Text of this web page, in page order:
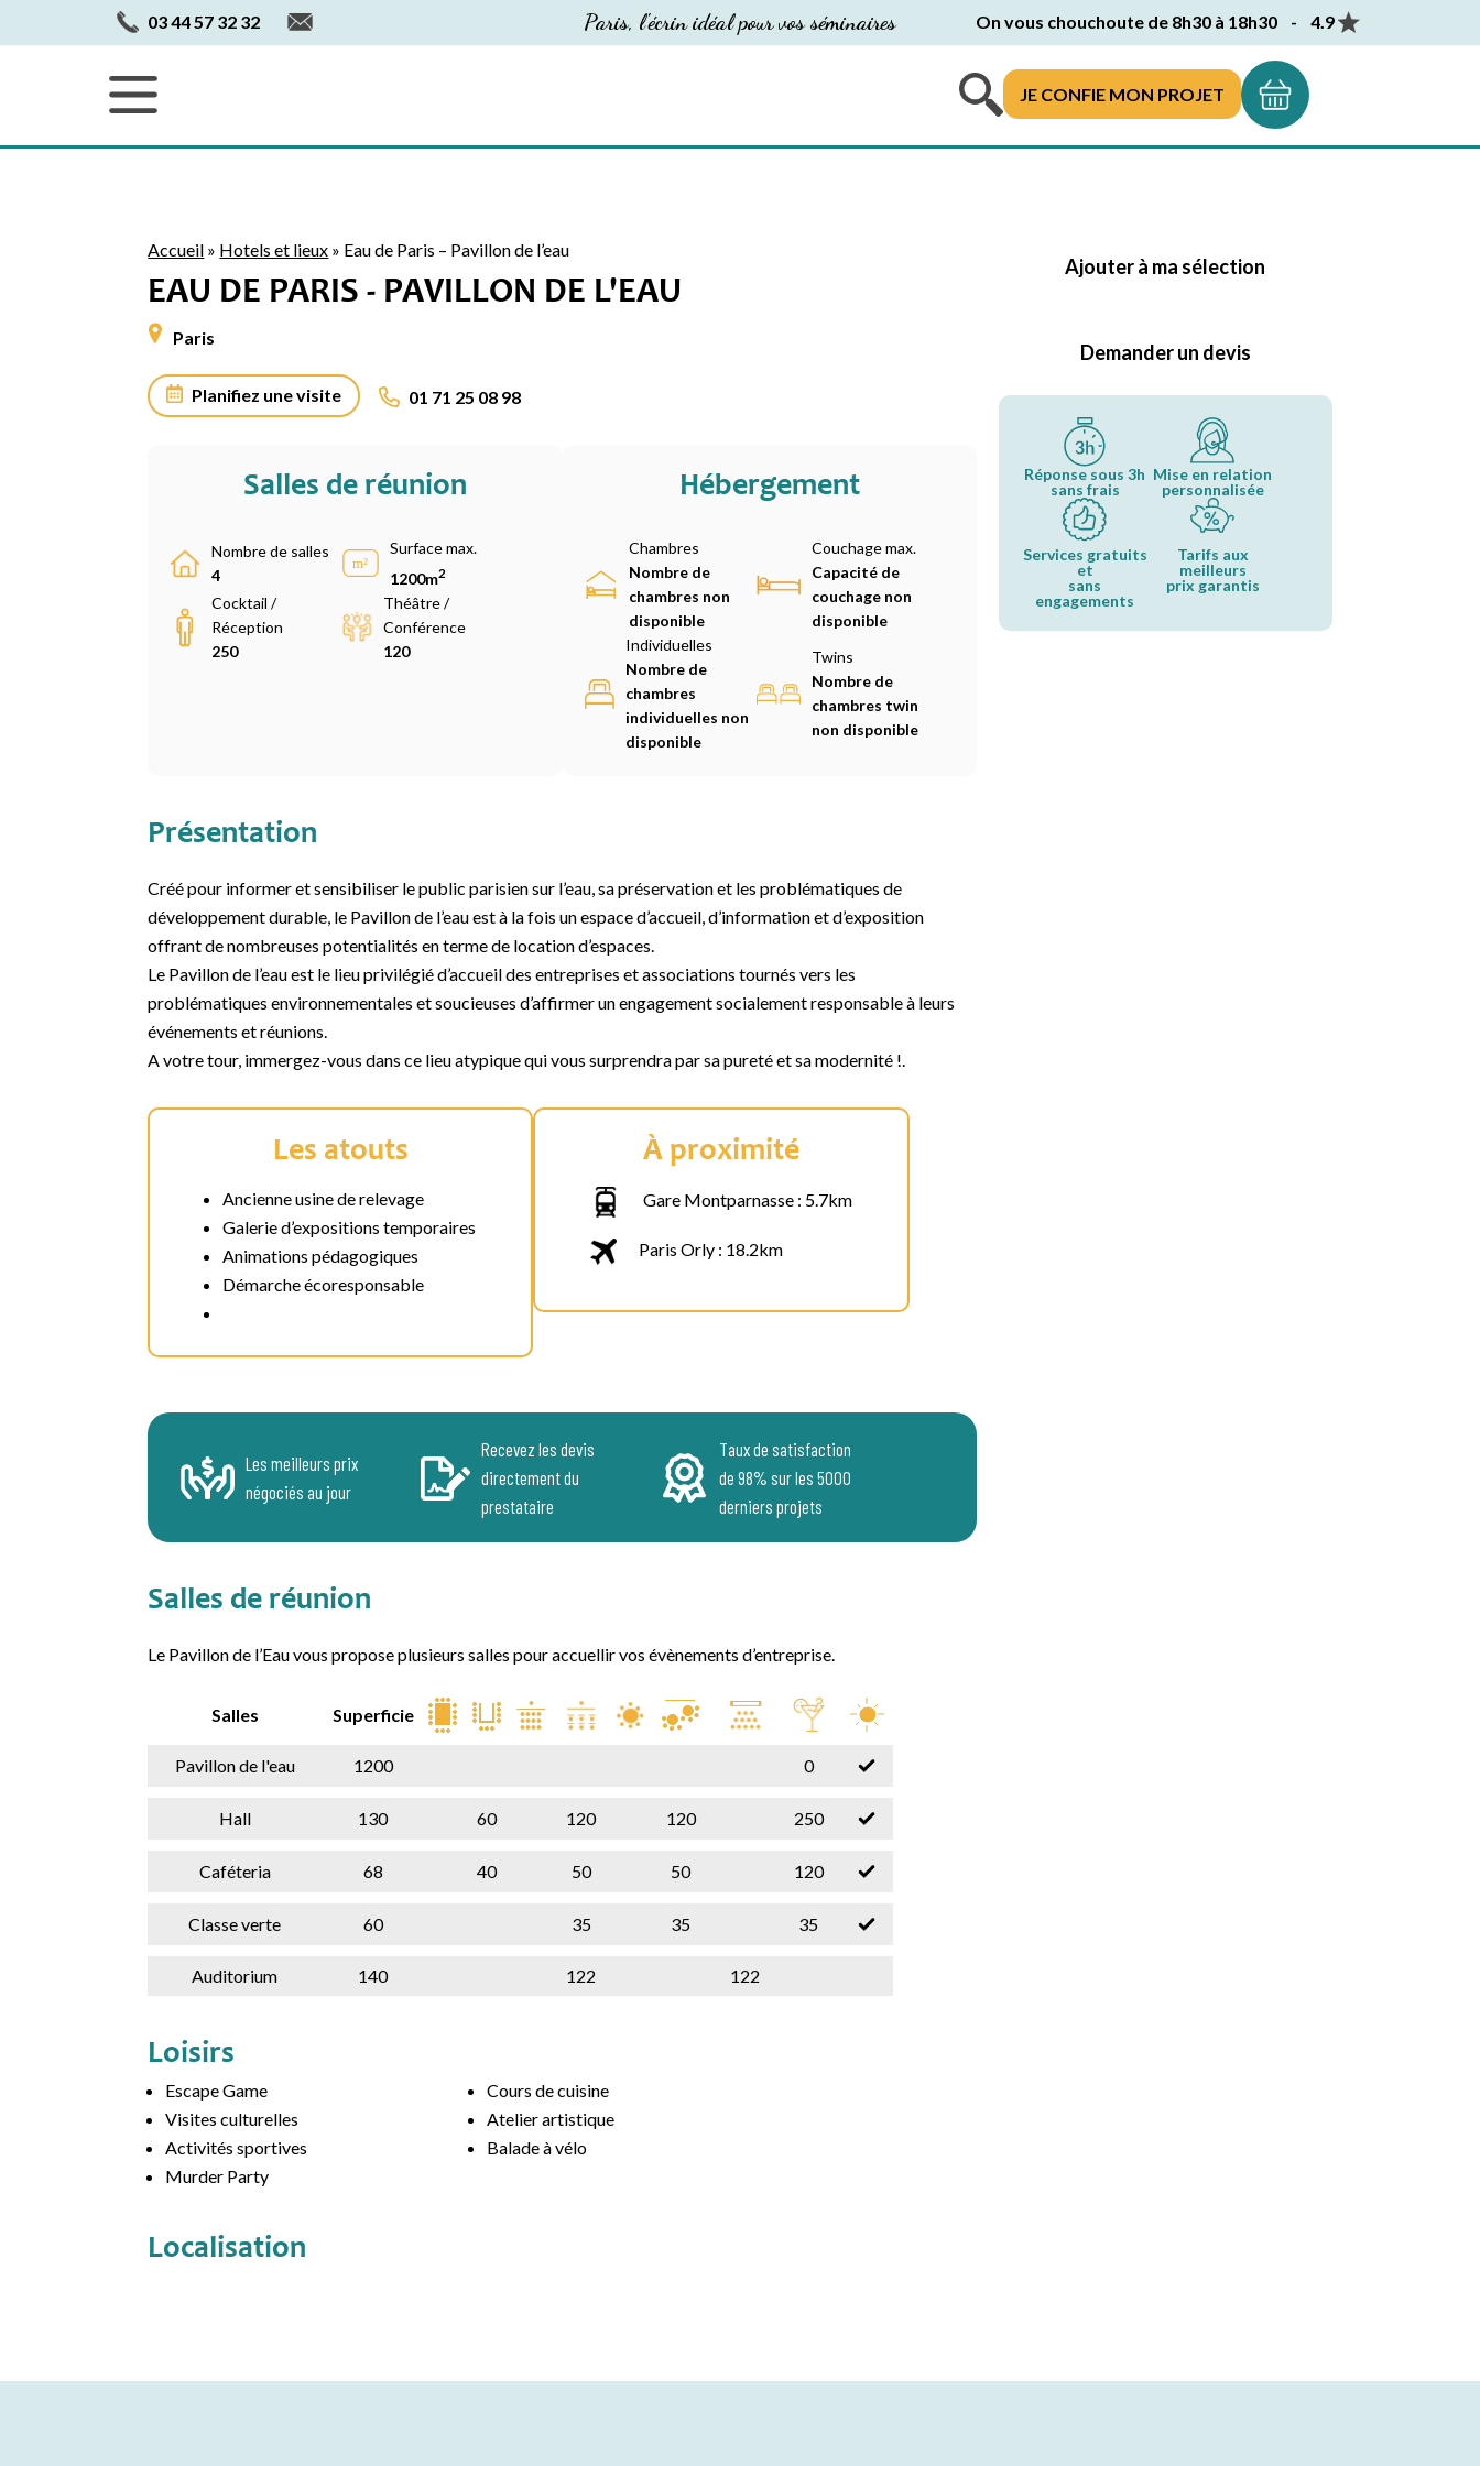
03 44 57 32 32 Paris, l'écrin idéal pour vos séminaires On vous chouchoute de 8h30 à 18h30 - 4.9
JE CONFIE MON PROJET
Accueil » Hotels et lieux » Eau de Paris – Pavillon de l’eau
EAU DE PARIS - PAVILLON DE L'EAU
Paris
Planifiez une visite 01 71 25 08 98
Salles de réunion
Nombre de salles
4
Surface max.
1200m2
Cocktail /
Réception
250
Théâtre /
Conférence
120
Hébergement
Chambres
Nombre de
chambres non
disponible
Couchage max.
Capacité de
couchage non
disponible
Individuelles
Nombre de
chambres
individuelles non
disponible
Twins
Nombre de
chambres twin
non disponible
Présentation
Créé pour informer et sensibiliser le public parisien sur l’eau, sa préservation et les problématiques de
développement durable, le Pavillon de l’eau est à la fois un espace d’accueil, d’information et d’exposition
offrant de nombreuses potentialités en terme de location d’espaces.
Le Pavillon de l’eau est le lieu privilégié d’accueil des entreprises et associations tournés vers les
problématiques environnementales et soucieuses d’affirmer un engagement socialement responsable à leurs
événements et réunions.
A votre tour, immergez-vous dans ce lieu atypique qui vous surprendra par sa pureté et sa modernité !.
Les atouts
Ancienne usine de relevage
Galerie d’expositions temporaires
Animations pédagogiques
Démarche écoresponsable
À proximité
Gare Montparnasse : 5.7km
Paris Orly : 18.2km
Les meilleurs prix
négociés au jour
Recevez les devis
directement du
prestataire
Taux de satisfaction
de 98% sur les 5000
derniers projets
Salles de réunion
Le Pavillon de l’Eau vous propose plusieurs salles pour accuellir vos évènements d’entreprise.
Salles Superficie
Pavillon de l'eau 1200 0
Hall 130 60 120 120 250
Caféteria 68 40 50 50 120
Classe verte 60 35 35 35
Auditorium 140 122 122
Loisirs
Escape Game
Cours de cuisine
Visites culturelles
Atelier artistique
Activités sportives
Balade à vélo
Murder Party
Localisation
Ajouter à ma sélection
Demander un devis
Réponse sous 3h
sans frais
Mise en relation
personnalisée
Services gratuits
et
sans
engagements
Tarifs aux
meilleurs
prix garantis